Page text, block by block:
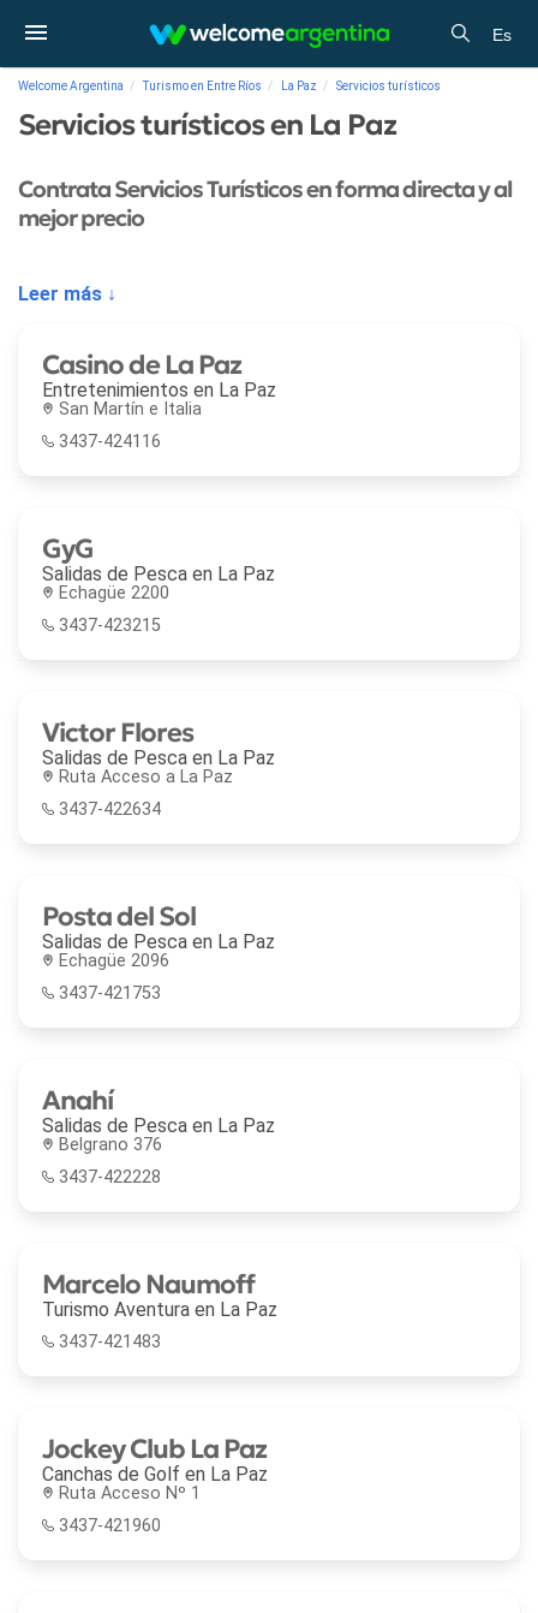
Es
Welcome Argentina Turismo en Entre Ríos La Paz Servicios turísticos
Servicios turísticos en La Paz
Contrata Servicios Turísticos en forma directa y al
mejor precio
Leer más ↓
Casino de La Paz
Entretenimientos en La Paz
San Martín e Italia
3437-424116
GyG
Salidas de Pesca en La Paz
Echagüe 2200
3437-423215
Victor Flores
Salidas de Pesca en La Paz
Ruta Acceso a La Paz
3437-422634
Posta del Sol
Salidas de Pesca en La Paz
Echagüe 2096
3437-421753
Anahí
Salidas de Pesca en La Paz
Belgrano 376
3437-422228
Marcelo Naumoff
Turismo Aventura en La Paz
3437-421483
Jockey Club La Paz
Canchas de Golf en La Paz
Ruta Acceso Nº 1
3437-421960